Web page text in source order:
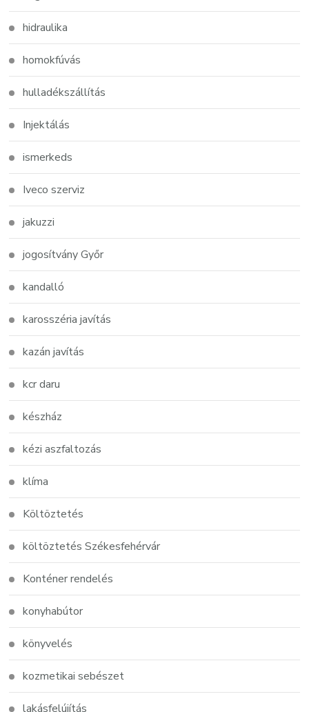
hidraulika
homokfúvás
hulladékszállítás
Injektálás
ismerkeds
Iveco szerviz
jakuzzi
jogosítvány Győr
kandalló
karosszéria javítás
kazán javítás
kcr daru
készház
kézi aszfaltozás
klíma
Költöztetés
költöztetés Székesfehérvár
Konténer rendelés
konyhabútor
könyvelés
kozmetikai sebészet
lakásfelújítás